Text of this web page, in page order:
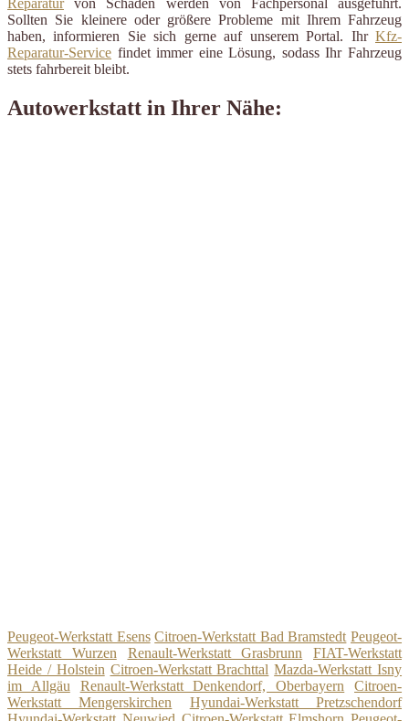
Sollten Sie kleinere oder größere Probleme mit Ihrem Fahrzeug
haben, informieren Sie sich gerne auf unserem Portal. Ihr Kfz-
Reparatur-Service findet immer eine Lösung, sodass Ihr Fahrzeug
stets fahrbereit bleibt.
Autowerkstatt in Ihrer Nähe:
Peugeot-Werkstatt Esens Citroen-Werkstatt Bad Bramstedt Peugeot-
Werkstatt Wurzen
Renault-Werkstatt Grasbrunn
FIAT-Werkstatt
Heide / Holstein Citroen-Werkstatt Brachttal Mazda-Werkstatt Isny
im Allgäu
Renault-Werkstatt Denkendorf, Oberbayern
Citroen-
Werkstatt Mengerskirchen
Hyundai-Werkstatt Pretzschendorf